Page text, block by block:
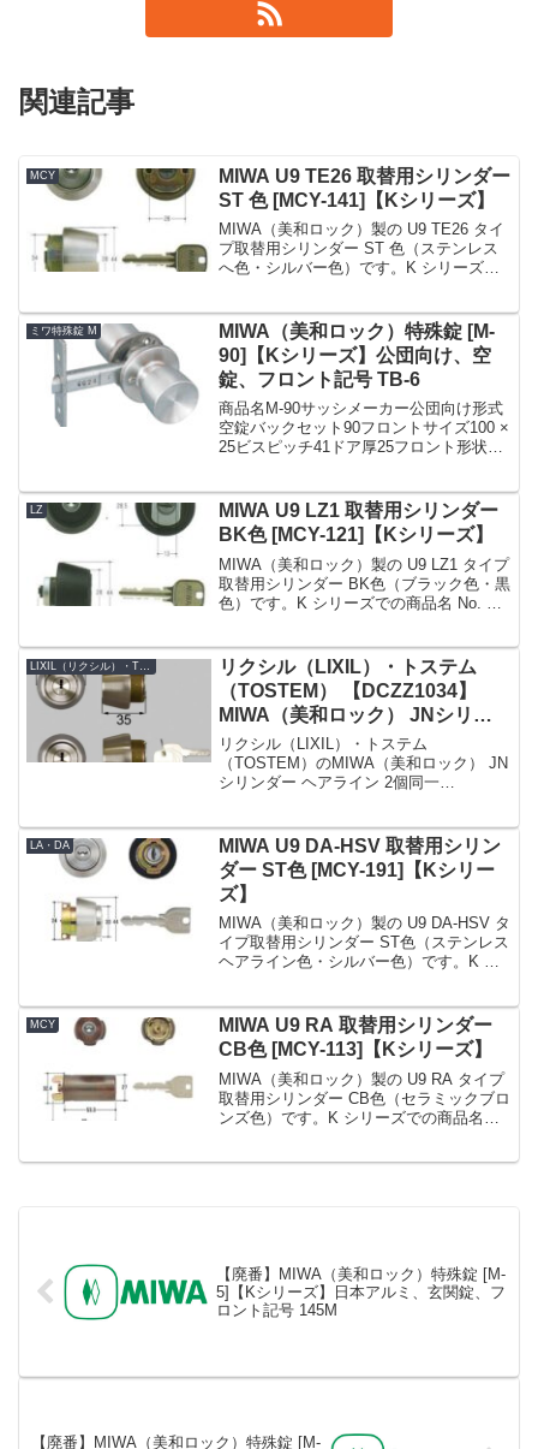
関連記事
MCY
MIWA U9 TE26 取替用シリンダー
ST 色 [MCY-141]【Kシリーズ】
MIWA（美和ロック）製の U9 TE26 タイ
プ取替用シリンダー ST 色（ステンレス
へ色・シルバー色）です。K シリーズで
ミワ特殊錠 M
MIWA（美和ロック）特殊錠 [M-
90]【Kシリーズ】公団向け、空
錠、フロント記号 TB-6
商品名M-90サッシメーカー公団向け形式
空錠バックセット90フロントサイズ100 ×
25ビスピッチ41ドア厚25フロント形状フ
け・バックセット90...
LZ
MIWA U9 LZ1 取替用シリンダー
BK色 [MCY-121]【Kシリーズ】
MIWA（美和ロック）製の U9 LZ1 タイプ
取替用シリンダー BK色（ブラック色・黒
色）です。K シリーズでの商品名 No. は
印：...
リクシル（LIXIL）・トステム
（TOSTEM） 【DCZZ1034】
MIWA（美和ロック） JNシリン
ダー 勝手口ドア用 ヘアライン 2
個同一
リクシル（LIXIL）・トステム
（TOSTEM）のMIWA（美和ロック） JN
シリンダー ヘアライン 2個同一
色ヘアラインセット内容本体×2、キー
×5Kシリ...
LA・DA
MIWA U9 DA-HSV 取替用シリン
ダー ST色 [MCY-191]【Kシリー
ズ】
MIWA（美和ロック）製の U9 DA-HSV タ
イプ取替用シリンダー ST色（ステンレス
ヘアライン色・シルバー色）です。K シ
MCY
MIWA U9 RA 取替用シリンダー
CB色 [MCY-113]【Kシリーズ】
MIWA（美和ロック）製の U9 RA タイプ
取替用シリンダー CB色（セラミックブロ
ンズ色）です。K シリーズでの商品名
【廃番】MIWA（美和ロック）特殊錠 [M-
5]【Kシリーズ】日本アルミ、玄関錠、フ
ロント記号 145M
【廃番】MIWA（美和ロック）特殊錠 [M-